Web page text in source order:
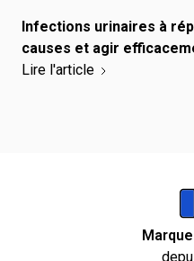
Infections urinaires à
causes et agir
Lire l'article